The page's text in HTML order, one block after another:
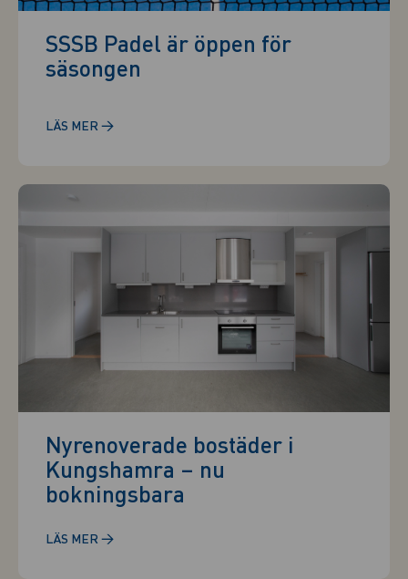
SSSB Padel är öppen för
säsongen
LÄS MER →
Nyrenoverade bostäder i
Kungshamra – nu
bokningsbara
LÄS MER →